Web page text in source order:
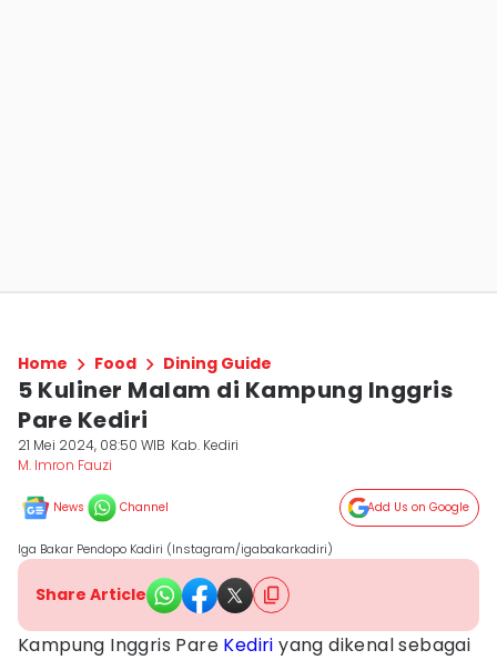
Home Food Dining Guide
5 Kuliner Malam di Kampung Inggris
Pare Kediri
21 Mei 2024, 08:50 WIB Kab. Kediri
M. Imron Fauzi
News Channel Add Us on Google
Iga Bakar Pendopo Kadiri (Instagram/igabakarkadiri)
Share Article
Kampung Inggris Pare Kediri yang dikenal sebagai